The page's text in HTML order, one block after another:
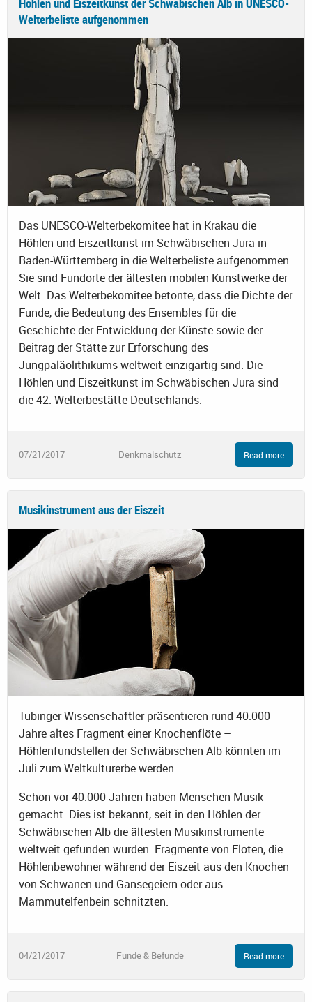
Höhlen und Eiszeitkunst der Schwäbischen Alb in UNESCO-
Welterbeliste aufgenommen
Das UNESCO-Welterbekomitee hat in Krakau die
Höhlen und Eiszeitkunst im Schwäbischen Jura in
Baden-Württemberg in die Welterbeliste aufgenommen.
Sie sind Fundorte der ältesten mobilen Kunstwerke der
Welt. Das Welterbekomitee betonte, dass die Dichte der
Funde, die Bedeutung des Ensembles für die
Geschichte der Entwicklung der Künste sowie der
Beitrag der Stätte zur Erforschung des
Jungpaläolithikums weltweit einzigartig sind. Die
Höhlen und Eiszeitkunst im Schwäbischen Jura sind
die 42. Welterbestätte Deutschlands.
07/21/2017 Denkmalschutz Read more
Musikinstrument aus der Eiszeit
Tübinger Wissenschaftler präsentieren rund 40.000
Jahre altes Fragment einer Knochenflöte –
Höhlenfundstellen der Schwäbischen Alb könnten im
Juli zum Weltkulturerbe werden
Schon vor 40.000 Jahren haben Menschen Musik
gemacht. Dies ist bekannt, seit in den Höhlen der
Schwäbischen Alb die ältesten Musikinstrumente
weltweit gefunden wurden: Fragmente von Flöten, die
Höhlenbewohner während der Eiszeit aus den Knochen
von Schwänen und Gänsegeiern oder aus
Mammutelfenbein schnitzten.
04/21/2017 Funde & Befunde Read more